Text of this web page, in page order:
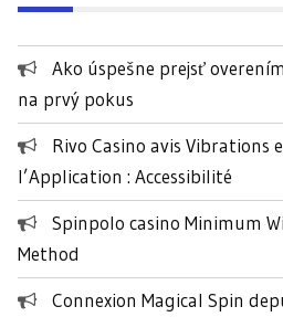
n
t
u
k
:
Ako úspešne prejsť
na prvý pokus
Rivo Casino avis Vibrations
l’Application : Accessibilité
Spinpolo casino Minimum
Method
Connexion Magical Spin